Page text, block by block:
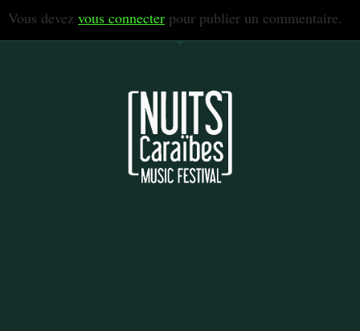
Vous devez vous connecter pour publier un commentaire.